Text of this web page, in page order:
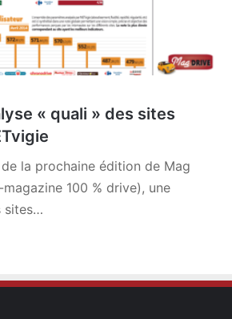
« quali » des sites
la prochaine édition de Mag
100 % drive), une
sites…